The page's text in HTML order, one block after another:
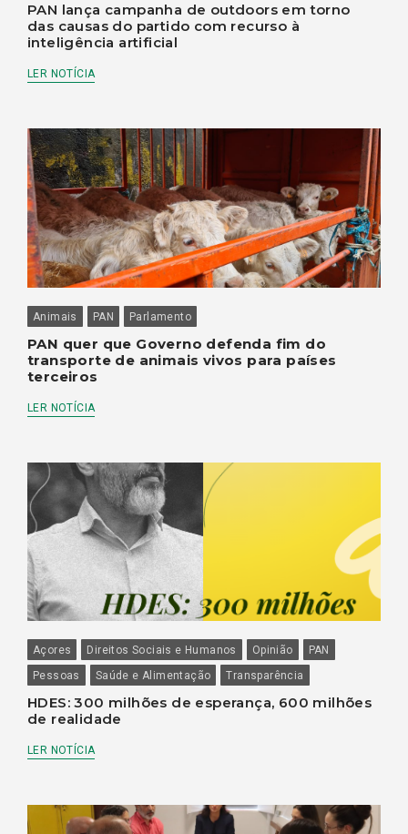
PAN lança campanha de outdoors em torno
das causas do partido com recurso à
inteligência artificial
LER NOTÍCIA
Animais PAN Parlamento
PAN quer que Governo defenda fim do
transporte de animais vivos para países
terceiros
LER NOTÍCIA
Açores Direitos Sociais e Humanos Opinião
PAN
Pessoas
Saúde e Alimentação Transparência
HDES: 300 milhões de esperança, 600 milhões
de realidade
LER NOTÍCIA